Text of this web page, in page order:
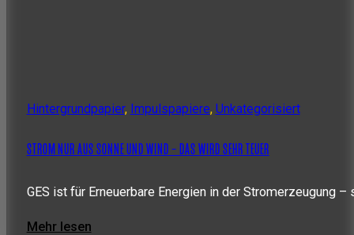
Hintergrundpapier, Impulspapiere, Unkategorisiert
STROM NUR AUS SONNE UND WIND – DAS WIRD SEHR TEUER
GES ist für Erneuerbare Energien in der Stromerzeugung
Mehr lesen